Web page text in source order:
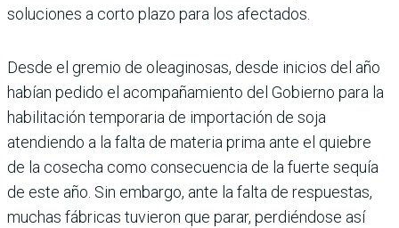
soluciones a corto plazo para los afectados.
Desde el gremio de oleaginosas, desde inicios del año
habían pedido el acompañamiento del Gobierno para la
habilitación temporaria de importación de soja
atendiendo a la falta de materia prima ante el quiebre
de la cosecha como consecuencia de la fuerte sequía
de este año. Sin embargo, ante la falta de respuestas,
muchas fábricas tuvieron que parar, perdiéndose así